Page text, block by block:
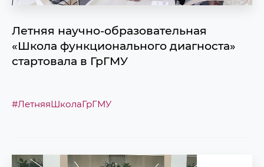
Летняя научно-образовательная
«Школа функционального диагноста»
стартовала в ГрГМУ
#ЛетняяШколаГрГМУ